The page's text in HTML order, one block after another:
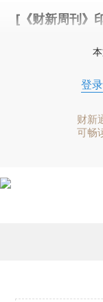
[《财新周刊》
登录
财新
可畅